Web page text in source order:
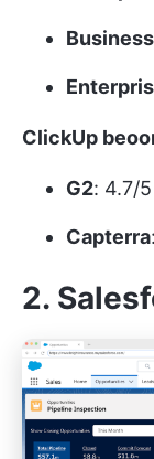
Business
ClickUp
G2: 4.7/
Capterra
2.